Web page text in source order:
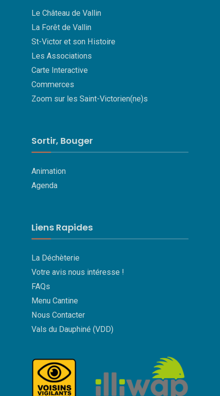
Le Château de Vallin
La Forêt de Vallin
St-Victor et son Histoire
Les Associations
Carte Interactive
Commerces
Zoom sur les Saint-Victorien(ne)s
Sortir, Bouger
Animation
Agenda
Liens Rapides
La Déchèterie
Votre avis nous intéresse !
FAQs
Menu Cantine
Nous Contacter
Vals du Dauphiné (VDD)